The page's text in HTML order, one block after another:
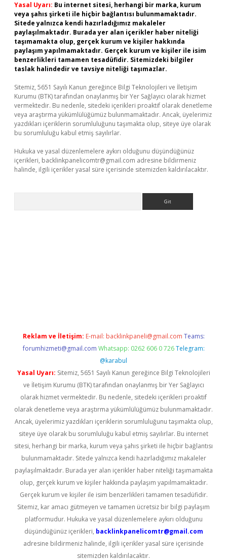
Yasal Uyarı: Bu internet sitesi, herhangi bir marka, kurum
veya şahıs şirketi ile hiçbir bağlantısı bulunmamaktadır.
Sitede yalnızca kendi hazırladığımız makaleler
paylaşılmaktadır. Burada yer alan içerikler haber niteliği
taşımamakta olup, gerçek kurum ve kişiler hakkında
paylaşım yapılmamaktadır. Gerçek kurum ve kişiler ile isim
benzerlikleri tamamen tesadüfidir. Sitemizdeki bilgiler
taslak halindedir ve tavsiye niteliği taşımazlar.
Sitemiz, 5651 Sayılı Kanun gereğince Bilgi Teknolojileri ve İletişim
Kurumu (BTK) tarafından onaylanmış bir Yer Sağlayıcı olarak hizmet
vermektedir. Bu nedenle, sitedeki içerikleri proaktif olarak denetleme
veya araştırma yükümlülüğümüz bulunmamaktadır. Ancak, üyelerimiz
yazdıkları içeriklerin sorumluluğunu taşımakta olup, siteye üye olarak
bu sorumluluğu kabul etmiş sayılırlar.
Hukuka ve yasal düzenlemelere aykırı olduğunu düşündüğünüz
içerikleri, backlinkpanelicomtr@gmail.com adresine bildirmeniz
halinde, ilgili içerikler yasal süre içerisinde sitemizden kaldırılacaktır.
Reklam ve İletişim: E-mail: backlinkpaneli@gmail.com Teams:
forumhizmeti@gmail.com Whatsapp: 0262 606 0 726 Telegram:
@karabul
Yasal Uyarı: Sitemiz, 5651 Sayılı Kanun gereğince Bilgi Teknolojileri
ve İletişim Kurumu (BTK) tarafından onaylanmış bir Yer Sağlayıcı
olarak hizmet vermektedir. Bu nedenle, sitedeki içerikleri proaktif
olarak denetleme veya araştırma yükümlülüğümüz bulunmamaktadır.
Ancak, üyelerimiz yazdıkları içeriklerin sorumluluğunu taşımakta olup,
siteye üye olarak bu sorumluluğu kabul etmiş sayılırlar. Bu internet
sitesi, herhangi bir marka, kurum veya şahıs şirketi ile hiçbir bağlantısı
bulunmamaktadır. Sitede yalnızca kendi hazırladığımız makaleler
paylaşılmaktadır. Burada yer alan içerikler haber niteliği taşımamakta
olup, gerçek kurum ve kişiler hakkında paylaşım yapılmamaktadır.
Gerçek kurum ve kişiler ile isim benzerlikleri tamamen tesadüfidir.
Sitemiz, kar amacı gütmeyen ve tamamen ücretsiz bir bilgi paylaşım
platformudur. Hukuka ve yasal düzenlemelere aykırı olduğunu
düşündüğünüz içerikleri, backlinkpanelicomtr@gmail.com
adresine bildirmeniz halinde, ilgili içerikler yasal süre içerisinde
sitemizden kaldırılacaktır.